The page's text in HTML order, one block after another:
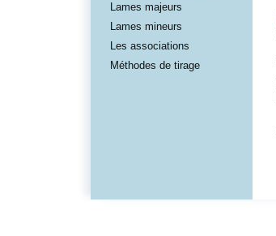
Lames majeurs
Lames mineurs
Les associations
Méthodes de tirage